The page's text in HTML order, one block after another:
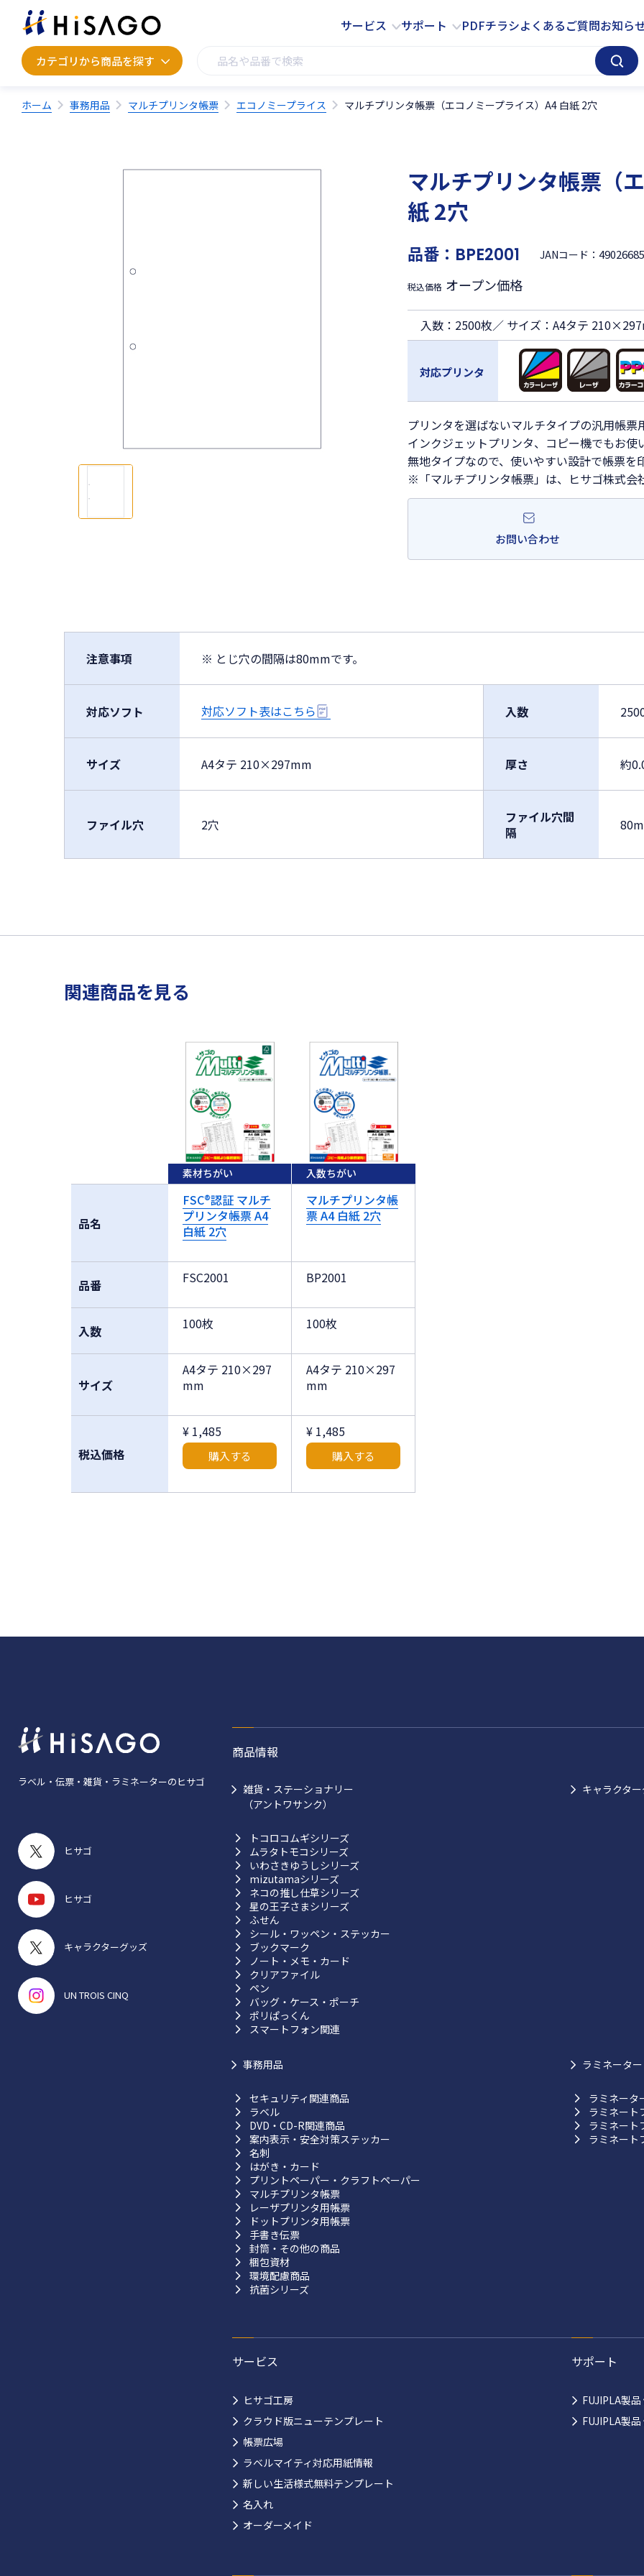
サービス サポート PDFチラシよくあるご質問お知ら
カテゴリから商品を探す
カテゴリから商品を探す サービス サポート
ホーム 事務用品 マルチプリンタ帳票 エコノミープライス マルチプリンタ帳票（エコノミープライス）A4 白紙 2穴
マルチプリンタ帳票（
紙 2穴
品番： BPE2001 JANコード：
税込価格 オープン価格
入数：2500枚／ サイズ：A4タテ
対応プリンタ
プリンタを選ばないマルチタイプの汎用帳票
インクジェットプリンタ、コピー機でもお使
無地タイプなので、使いやすい設計で帳票を
※「マルチプリンタ帳票」は、ヒサゴ株式会
お問い合わせ
注意事項 ※ とじ穴の間隔は80mmです。
対応ソフト 対応ソフト表はこちら 入数
サイズ A4タテ 210×297mm 厚さ 約
ファイル穴 2穴
ファイル穴間
隔
関連商品を見る
品名
品番
入数
サイズ
税込価格
素材ちがい
FSC®認証 マルチ
プリンタ帳票 A4
白紙 2穴
FSC2001
100枚
A4タテ 210×297
mm
¥ 1,485
購入する
入数ちがい
マルチプリンタ帳
票 A4 白紙 2穴
BP2001
100枚
A4タテ 210×297
mm
¥ 1,485
購入する
ラベル・伝票・雑貨・ラミネーターのヒサゴ
ヒサゴ
ヒサゴ
キャラクターグッズ
UN TROIS CINQ
商品情報
雑貨・ステーショナリー
（アントワサンク）
トコロコムギシリーズ
ムラタトモコシリーズ
いわさきゆうしシリーズ
mizutamaシリーズ
ネコの推し仕草シリーズ
星の王子さまシリーズ
ふせん
シール・ワッペン・ステッカー
ブックマーク
ノート・メモ・カード
クリアファイル
ペン
バッグ・ケース・ポーチ
ポリぱっくん
スマートフォン関連
キャラクタ
事務用品
セキュリティ関連商品
ラベル
DVD・CD-R関連商品
案内表示・安全対策ステッカー
名刺
はがき・カード
プリントペーパー・クラフトペーパー
マルチプリンタ帳票
レーザプリンタ用帳票
ドットプリンタ用帳票
手書き伝票
封筒・その他の商品
梱包資材
環境配慮商品
抗菌シリーズ
ラミネーター
ラミネータ
ラミネート
ラミネート
ラミネート
サービス
ヒサゴ工房
クラウド版ニューテンプレート
帳票広場
ラベルマイティ対応用紙情報
新しい生活様式無料テンプレート
名入れ
オーダーメイド
サポート
FUJIPLA製
FUJIPLA製